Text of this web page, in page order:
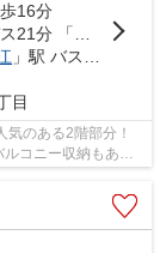
16分
布第三中学校」 停歩3分
」駅 バス11分 「多摩川住宅中央」 停歩5分
目
のある2階部分！
コニー収納もあり